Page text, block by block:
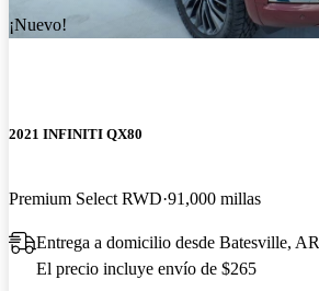
¡Nuevo!
2021 INFINITI QX80
Premium Select RWD 91,000 millas
Entrega a domicilio desde Batesville, AR
El precio incluye envío de $265